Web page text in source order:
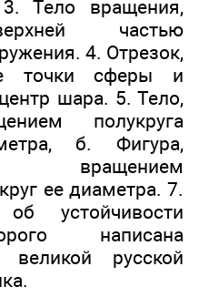
Тело вращения,
частью
4. Отрезок,
точки сферы и
шара. 5. Тело,
полукруга
б. Фигура,
вращением
ее диаметра. 7.
устойчивости
написана
великой русской